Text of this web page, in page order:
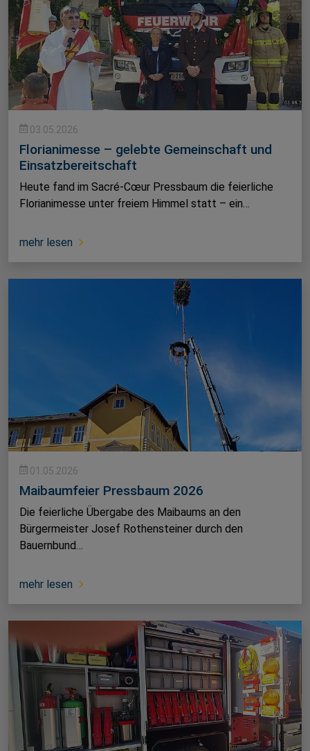
03.05.2026
Florianimesse – gelebte Gemeinschaft und
Einsatzbereitschaft
Heute fand im Sacré-Cœur Pressbaum die feierliche
Florianimesse unter freiem Himmel statt – ein…
mehr lesen
01.05.2026
Maibaumfeier Pressbaum 2026
Die feierliche Übergabe des Maibaums an den
Bürgermeister Josef Rothensteiner durch den
Bauernbund…
mehr lesen